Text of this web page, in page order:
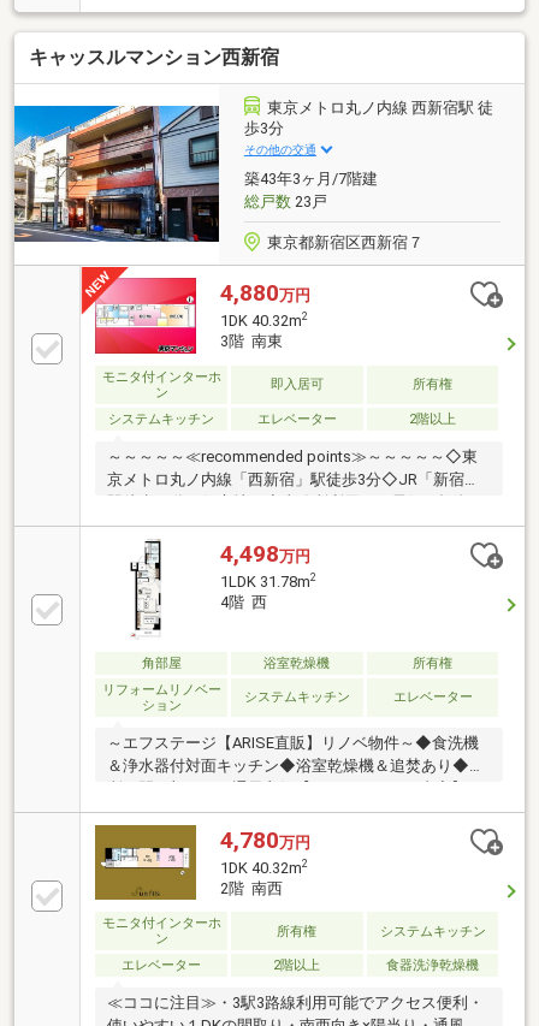
パン交換 ・・・等リフォーム内容は一部変更となる
場合があります―物件特徴―・東京メトロ日比谷線
「広尾」駅 徒歩1分・ペット飼育可（別途、細則有
り）・リビングから東京タワー方面を望む眺望 （眺
望は永続的に保証されるものではありません）・内廊
下設計・宅配ボックス・床暖房（リビングダイニン
グ）・ディスポーザー・食器洗乾燥機・ディスポーザ
ー・複層ガラス
キャッスルマンション西新宿
東京メトロ丸ノ内線 西新宿駅 徒
歩3分
その他の交通
築43年3ヶ月/7階建
総戸数23戸
東京都新宿区西新宿７
4,880万円
1DK 40.32m2
3階 南東
モニタ付インターホ
ン
即入居可 所有権
システムキッチン エレベーター 2階以上
～～～～～≪recommended points≫～～～～～◇東
京メトロ丸ノ内線「西新宿」駅徒歩3分◇JR「新宿」
駅徒歩10分の好立地！◇事務所利用可！居住・投資ど
ちらにもおすすめ！◇防犯カメラ・エレベーター完備
でセキュリティ安心！◇セブン-イレブン徒歩3分・ス
ギ薬局徒歩5分と周辺環境◎◇東南向きバルコニー・
室内洗濯機置場あり！～～～～～～～～～～～～～～
～～～～～～～～◆頭金0円から購入可!長期低金利50
年ローン!◆提携銀行多数、住宅ローンご相談下さい!
◆車でまとめてご案内!自宅まで送迎も可!◆年中無休!
即日対応させていただきます!◆5000円QUOプレゼン
トキャンペーン♪◆フジテレビ等でCM放映♪
4,498万円
1LDK 31.78m2
4階 西
角部屋 浴室乾燥機
所有権
リフォームリノベー
ション
システムキッチン エレベーター
～エフステージ【ARISE直販】リノベ物件～◆食洗機
＆浄水器付対面キッチン◆浴室乾燥機＆追焚あり◆各
所に開口部があり通風良好【リノベーション内容】
（２０２６年９月完了予定）◎キッチン、浴室、洗
面、トイレ交換◎給湯器交換◎フローリング、クロ
ス、建具、照明交換 等【月々ローン支払い例】頭金０
円の場合、月々１３万円台借入金額４４９８万円、借
入期間３５年、金利1.225％都市銀行ほか金融機関多数
取り扱い有り！諸費用詳細や支払いシミュレーション
は弊社HP『MYSTAGE～マイステージ～』を検索
♪▽「ARISE～アライズ～」をもっと知りたい方は下記
関連リンクから▽
4,780万円
1DK 40.32m2
2階 南西
モニタ付インターホ
ン
所有権 システムキッチン
エレベーター 2階以上 食器洗浄乾燥機
≪ココに注目≫・3駅3路線利用可能でアクセス便利・